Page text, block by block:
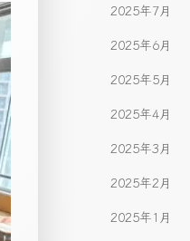
2025年7月
2025年6月
2025年5月
2025年4月
2025年3月
2025年2月
2025年1月